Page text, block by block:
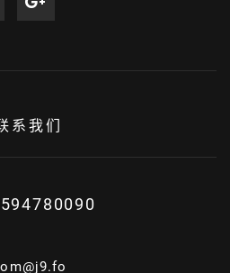
系我们